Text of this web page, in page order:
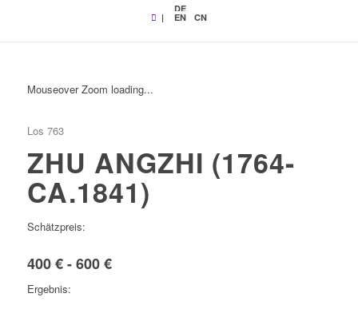
|
DE
EN CN
Mouseover Zoom loading...
Los 763
ZHU ANGZHI (1764-
CA.1841)
Schätzpreis:
400 € - 600 €
Ergebnis: